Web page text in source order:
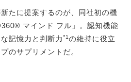
たに提案するのが、同社初の機
マインド フル」。認知機能
記憶力と判断力 *1 の維持に役立
のサプリメントだ。